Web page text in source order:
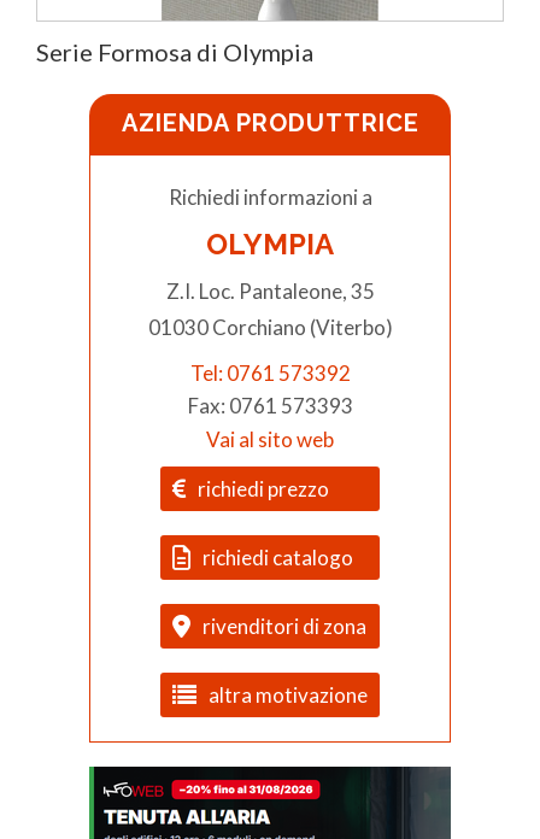
Serie Formosa di Olympia
AZIENDA PRODUTTRICE
Richiedi informazioni a
OLYMPIA
Z.I. Loc. Pantaleone, 35
01030 Corchiano (Viterbo)
Tel: 0761 573392
Fax: 0761 573393
Vai al sito web
richiedi prezzo
richiedi catalogo
rivenditori di zona
altra motivazione